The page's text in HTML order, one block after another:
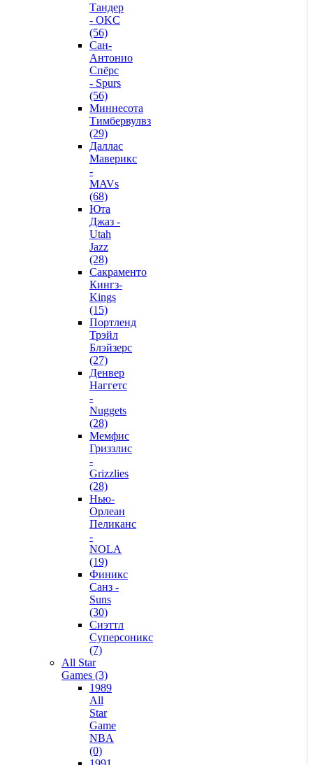
Тандер
- OKC
(56)
Сан-
Антонио
Спёрс
- Spurs
(56)
Миннесота
Тимбервулвз
(29)
Даллас
Маверикс
-
MAVs
(68)
Юта
Джаз -
Utah
Jazz
(28)
Сакраменто
Кингз-
Kings
(15)
Портленд
Трэйл
Блэйзерс
(27)
Денвер
Наггетс
-
Nuggets
(28)
Мемфис
Гриззлис
-
Grizzlies
(28)
Нью-
Орлеан
Пеликанс
-
NOLA
(19)
Финикс
Санз -
Suns
(30)
Сиэттл
Суперсоникс
(7)
All Star
Games (3)
1989
All
Star
Game
NBA
(0)